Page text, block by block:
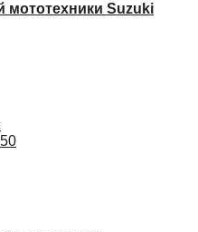
мототехники Suzuki